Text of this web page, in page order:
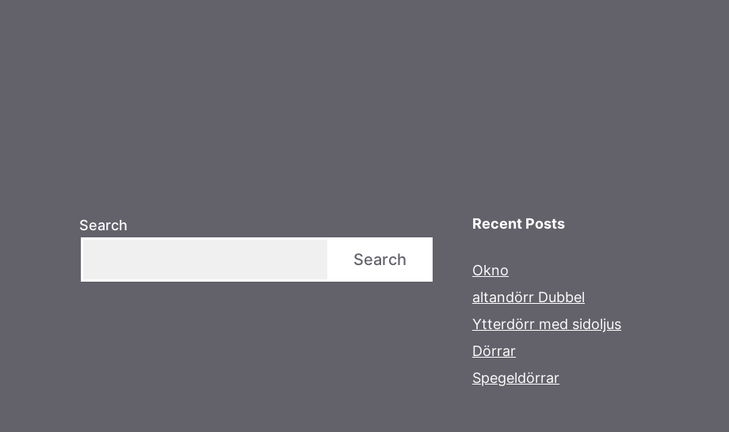
Search
Search
Recent Posts
Okno
altandörr Dubbel
Ytterdörr med sidoljus
Dörrar
Spegeldörrar